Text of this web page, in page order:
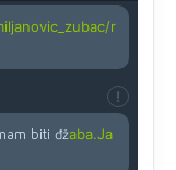
r
biti đžaba.Ja